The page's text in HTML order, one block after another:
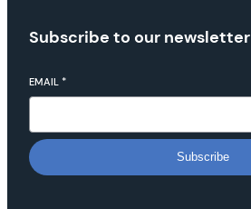
Subscribe to our newsletter
EMAIL *
Subscribe